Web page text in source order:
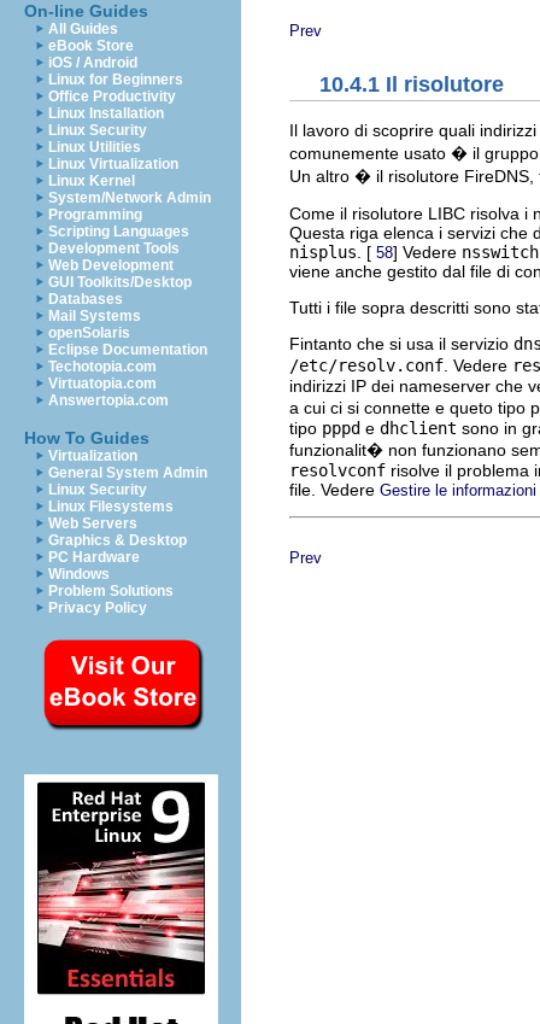
On-line Guides
All Guides
eBook Store
iOS / Android
Linux for Beginners
Office Productivity
Linux Installation
Linux Security
Linux Utilities
Linux Virtualization
Linux Kernel
System/Network Admin
Programming
Scripting Languages
Development Tools
Web Development
GUI Toolkits/Desktop
Databases
Mail Systems
openSolaris
Eclipse Documentation
Techotopia.com
Virtuatopia.com
Answertopia.com
How To Guides
Virtualization
General System Admin
Linux Security
Linux Filesystems
Web Servers
Graphics & Desktop
PC Hardware
Windows
Problem Solutions
Privacy Policy
Prev
10.4.1 Il risolutore
Il lavoro di scoprire quali
comunemente usato � il
Un altro � il risolutore
Come il risolutore LIBC risolva i
Questa riga elenca i servizi che
nisplus . [ 58] Vedere
viene anche gestito dal file di
Tutti i file sopra descritti sono
Fintanto che si usa il servizio
/etc/resolv.conf . Vedere
indirizzi IP dei nameserver che
a cui ci si connette e queto tipo
tipo pppd e dhclient sono in
funzionalit� non funzionano
resolvconf risolve il problema
file. Vedere Gestire le
Prev